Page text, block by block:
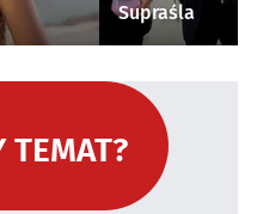
Supraśla
TEMAT?